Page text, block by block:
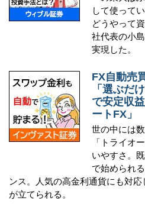
して使って
どうやって
社代表の小
実現した。
FX自動売
「選ぶだ
で安定収
ートFX」
世の中には
「トライオ
いやすさ。
で始められ
ンス。人気の高金利通貨にも対
が立てられる。